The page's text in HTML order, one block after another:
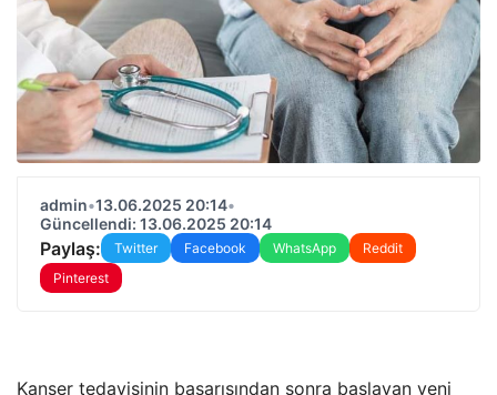
admin•13.06.2025 20:14•
Güncellendi: 13.06.2025 20:14
Paylaş: Twitter Facebook WhatsApp
Reddit
Pinterest
Kanser tedavisinin başarısından sonra başlayan yeni